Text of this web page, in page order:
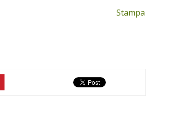
Stampa